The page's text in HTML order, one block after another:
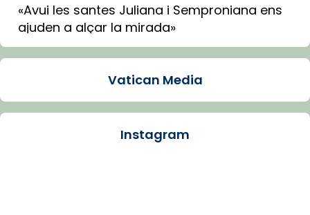
«Avui les santes Juliana i Semproniana ens
ajuden a alçar la mirada»
Mons. Sergi Gordo, bisbe de Tortosa, ha
Santes de Mataró.
🔗tinyurl.com/cvu5jmbk
Vatican Media
Instagram